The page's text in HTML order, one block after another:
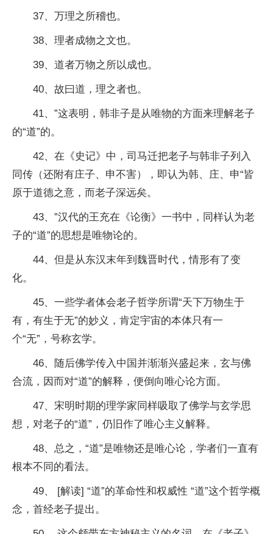
37、万理之所稽也。
38、理者成物之文也。
39、道者万物之所以成也。
40、故曰道，理之者也。
41、”这表明，韩非子是从唯物的方面来理解老子
的“道”的。
42、在《史记》中，司马迁把老子与韩非子列入
同传（还附有庄子、申不害），即认为韩、庄、申“皆
原于道德之意，而老子深远矣。
43、”汉代的王充在《论衡》一书中，同样认为老
子的“道”的思想是唯物论的。
44、但是从东汉末年到魏晋时代，情形有了变
化。
45、一些学者体会老子哲学所谓“天下万物生于
有，有生于无”的妙义，肯定宇宙的本体只有一
个“无”，号称玄学。
46、随后佛学传入中国并渐渐兴盛起来，玄与佛
合流，因而对“道”的解释，便倒向唯心论方面。
47、宋明时期的理学家同样吸取了佛学与玄学思
想，对老子的“道”，仍旧作了唯心主义解释。
48、总之，“道”是唯物还是唯心论，学者们一直有
根本不同的看法。
49、 [解读] “道”的革命性和权威性 “道”这个哲学概
念，首经老子提出。